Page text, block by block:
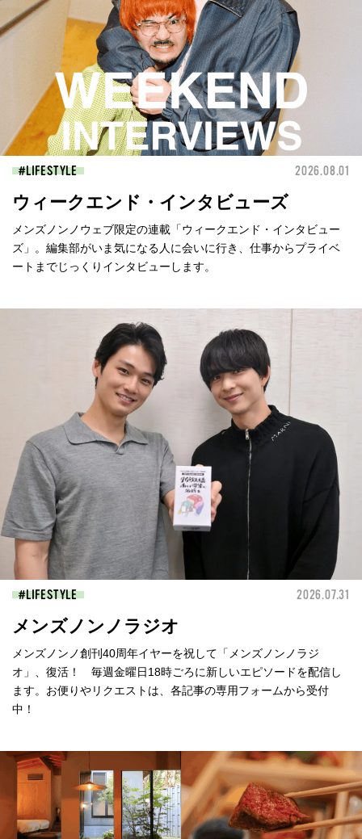
LIFESTYLE 2026.08.01
ウィークエンド・インタビューズ
メンズノンノウェブ限定の連載「ウィークエンド・インタビュー
ズ」。編集部がいま気になる人に会いに行き、仕事からプライベ
ートまでじっくりインタビューします。
LIFESTYLE 2026.07.31
メンズノンノラジオ
メンズノンノ創刊40周年イヤーを祝して「メンズノンノラジ
オ」、復活！ 毎週金曜日18時ごろに新しいエピソードを配信し
ます。お便りやリクエストは、各記事の専用フォームから受付
中！